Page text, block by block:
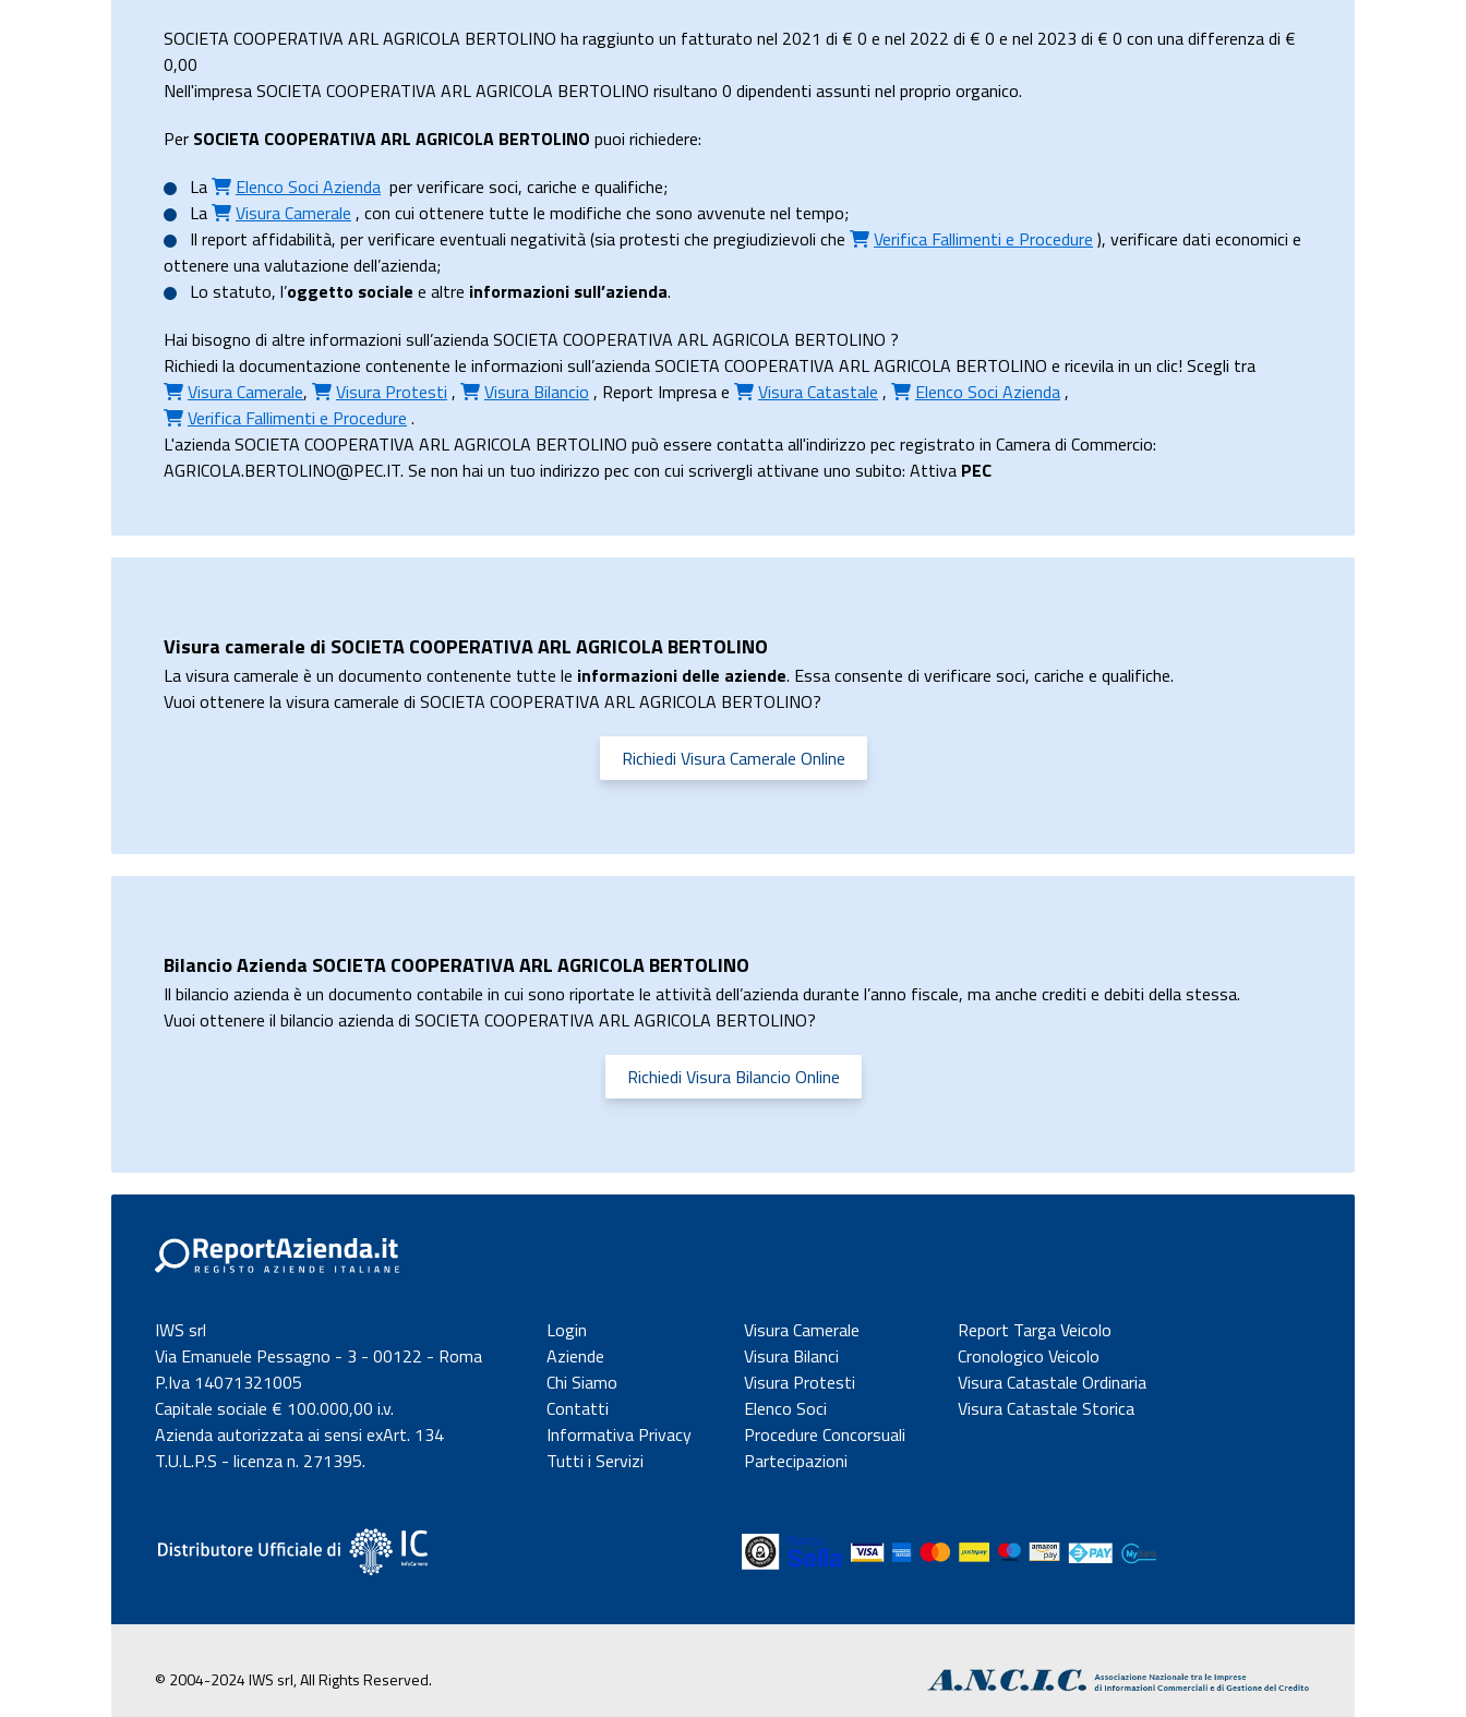
SOCIETA COOPERATIVA ARL AGRICOLA BERTOLINO ha raggiunto un fatturato nel 2021 di € 0 e nel 2022 di € 0 e nel 2023 di € 0 con una differenza di €
0,00
Nell'impresa SOCIETA COOPERATIVA ARL AGRICOLA BERTOLINO risultano 0 dipendenti assunti nel proprio organico.
Per SOCIETA COOPERATIVA ARL AGRICOLA BERTOLINO puoi richiedere:
La
Elenco Soci Azienda per verificare soci, cariche e qualifiche;
La
Visura Camerale , con cui ottenere tutte le modifiche che sono avvenute nel tempo;
Il report affidabilità, per verificare eventuali negatività (sia protesti che pregiudizievoli che Verifica Fallimenti e Procedure ), verificare dati economici e
ottenere una valutazione dell’azienda;
Lo statuto, l’oggetto sociale e altre informazioni sull’azienda.
Hai bisogno di altre informazioni sull’azienda SOCIETA COOPERATIVA ARL AGRICOLA BERTOLINO ?
Richiedi la documentazione contenente le informazioni sull’azienda SOCIETA COOPERATIVA ARL AGRICOLA BERTOLINO e ricevila in un clic! Scegli tra
Visura Camerale, Visura Protesti , Visura Bilancio , Report Impresae Visura Catastale , Elenco Soci Azienda,
Verifica Fallimenti e Procedure .
L'azienda SOCIETA COOPERATIVA ARL AGRICOLA BERTOLINO può essere contatta all'indirizzo pec registrato in Camera di Commercio:
AGRICOLA.BERTOLINO@PEC.IT. Se non hai un tuo indirizzo pec con cui scrivergli attivane uno subito: Attiva PEC
Visura camerale di SOCIETA COOPERATIVA ARL AGRICOLA BERTOLINO
La visura camerale è un documento contenente tutte le informazioni delle aziende. Essa consente di verificare soci, cariche e qualifiche.
Vuoi ottenere la visura camerale di SOCIETA COOPERATIVA ARL AGRICOLA BERTOLINO?
Richiedi Visura Camerale Online
Bilancio Azienda SOCIETA COOPERATIVA ARL AGRICOLA BERTOLINO
Il bilancio azienda è un documento contabile in cui sono riportate le attività dell’azienda durante l’anno fiscale, ma anche crediti e debiti della stessa.
Vuoi ottenere il bilancio azienda di SOCIETA COOPERATIVA ARL AGRICOLA BERTOLINO?
Richiedi Visura Bilancio Online
IWS srl
Via Emanuele Pessagno - 3 - 00122 - Roma
P.Iva 14071321005
Capitale sociale € 100.000,00 i.v.
Azienda autorizzata ai sensi exArt. 134
T.U.L.P.S - licenza n. 271395.
Login
Aziende
Chi Siamo
Contatti
Informativa Privacy
Tutti i Servizi
Visura Camerale
Visura Bilanci
Visura Protesti
Elenco Soci
Procedure Concorsuali
Partecipazioni
Report Targa Veicolo
Cronologico Veicolo
Visura Catastale Ordinaria
Visura Catastale Storica
© 2004-2024 IWS srl, All Rights Reserved.